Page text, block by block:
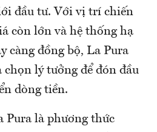
đầu tư. Với vị trí chiến
còn lớn và hệ thống hạ
càng đồng bộ, La Pura
chọn lý tưởng để đón đầu
dòng tiền.
Pura là phương thức